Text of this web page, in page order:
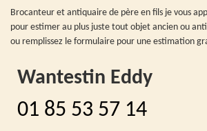
Brocanteur et antiquaire de père en fils je vous
pour estimer au plus juste tout objet ancien ou
ou remplissez le formulaire pour une estimation
Wantestin Eddy
01 85 53 57 14